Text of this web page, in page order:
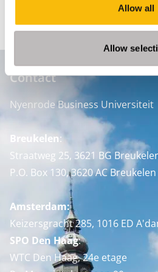
Allow all
Allow
LOCATIES: Amsterdam,
Contact
Nyenrode Business Universiteit
Breukelen:
Straatweg 25, 3621 BG
P.O. Box 130, 3620 AC Breukelen
Amsterdam:
Keizersgracht 285, 1016 ED
SPO Den Haag:
WTC Den Haag, 24e etage